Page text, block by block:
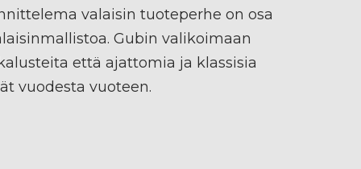
valaisin tuoteperhe on osa
Gubin valikoimaan
että ajattomia ja klassisia
vuodesta vuoteen.